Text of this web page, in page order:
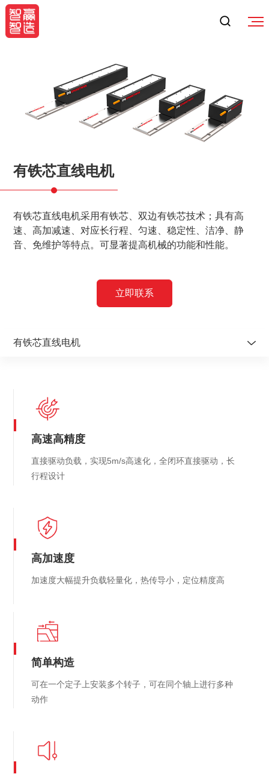
有铁芯直线电机
有铁芯直线电机采用有铁芯、双边有铁芯技术；具有高
速、高加减速、对应长行程、匀速、稳定性、洁净、静
音、免维护等特点。可显著提高机械的功能和性能。
立即联系
有铁芯直线电机
无框直驱电机
模块化直驱电机
力矩电机DDA
直线型编码器
高速高精度
直接驱动负载，实现5m/s高速化，全闭环直接驱动，长
行程设计
高加速度
加速度大幅提升负载轻量化，热传导小，定位精度高
简单构造
可在一个定子上安装多个转子，可在同个轴上进行多种
动作